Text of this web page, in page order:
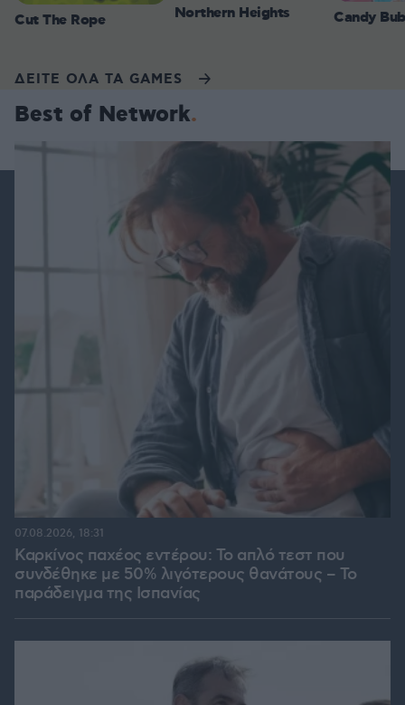
Cut The Rope Northern Heights Candy
ΔΕΙΤΕ ΟΛΑ ΤΑ GAMES
Best of Network
Καρκίνος παχέος εντέρου: Το απλό τεστ που
συνδέθηκε με 50% λιγότερους θανάτους – Το
παράδειγμα της Ισπανίας
07.08.2026, 18:31